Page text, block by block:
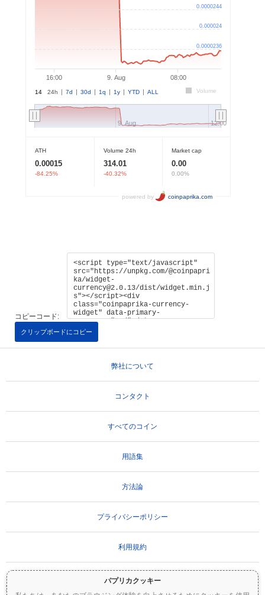
パプリカクッキー
コピーコード:
クリップボードにコピー
弊社について
コンタクト
すべてのコイン
用語集
方法論
プライバシーポリシー
利用規約
重要な免責事項：